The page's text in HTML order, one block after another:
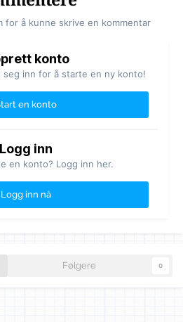
for å kunne skrive en kommentar
konto
seg inn for å starte en ny konto!
en konto
Logg inn
en konto? Logg inn her.
Logg inn nå
Følgere 0